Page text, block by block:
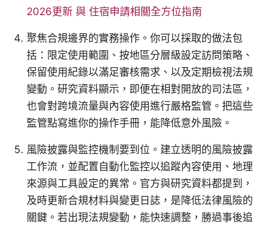
2026更新 與 住宿申請相關全方位指南
聚焦合規邊界的實務操作。你可以採取的做法包
括：限定使用範圍、按地區分層級設定訪問策略、
保留使用紀錄以滿足審核需求、以及定期檢視法規
變動。研究資料顯示，即便在相對開放的司法區，
也會對跨境流量與內容使用進行嚴格監管。把這些
監管點寫進你的操作手冊，能降低意外風險。
風險披露與監控機制要到位。建立透明的風險披露
工作流，並配置自動化監控以追蹤內容使用、地理
來源與工具設定的異常。官方與研究資料都提到，
及時更新合規材料與變更日誌，是降低法律風險的
關鍵。若出現法規變動，能快速調整，勝過事後追